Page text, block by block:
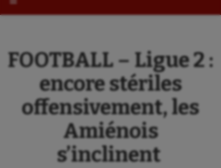
FOOTBALL – Ligue 2 :
encore stériles
offensivement, les
Amiénois
s’inclinent